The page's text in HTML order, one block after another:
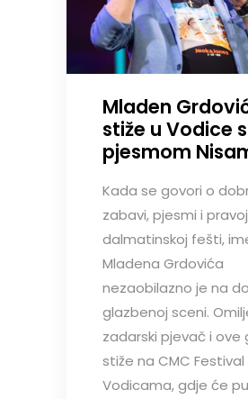
Mladen
stiže u Vodice s
pjesmom
Kada se govori o
zabavi, pjesmi i pravoj
dalmatinskoj fešti,
Mladena Grdovića
nezaobilazno je na
glazbenoj sceni.
zadarski pjevač i ove
stiže na CMC Festival
Vodicama, gdje će